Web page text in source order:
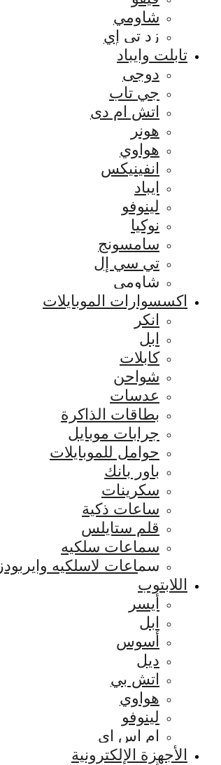
شاومي
زد تي إي
تابلت وايباد
دوجى
جي تاب
اتش ام دى
هونر
هواوي
انفينيكس
ايباد
لينوفو
نوكيا
سامسونج
تي سي إل
شاومي
اكسسوارات الموبايلات
انكر
ابل
كابلات
شواحن
عدسات
بطاقات الذاكرة
جرابات موبايل
حوامل للموبايلات
باور بانك
سكرينات
ساعات ذكية
قلم ستايلس
سماعات سلكيه
سماعات لاسلكيه وايربودز
اللابتوب
أيسر
ابل
أسوس
ديل
اتش بي
هواوي
لينوفو
ام اس اي
الأجهزة الإلكترونية